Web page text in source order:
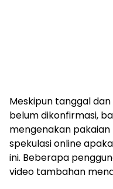
Meskipun tanggal
belum dikonfirmasi,
mengenakan
spekulasi online
ini. Beberapa
video tambahan